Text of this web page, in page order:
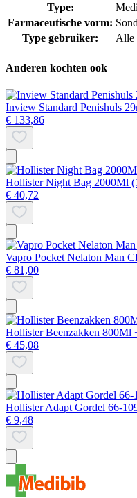
Type:
Farmaceutische vorm:
Type gebruiker:
Alle
Anderen kochten ook
Inview Standard Penishuls
€ 133,86
Hollister Night Bag 2000Ml
€ 40,72
Vapro Pocket Nelaton Man
€ 81,00
Hollister Beenzakken 800Ml
€ 45,08
Hollister Adapt Gordel 66-
€ 9,48